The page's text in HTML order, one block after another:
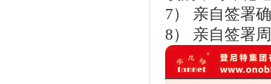
7） 亲自签署
8） 亲自签署